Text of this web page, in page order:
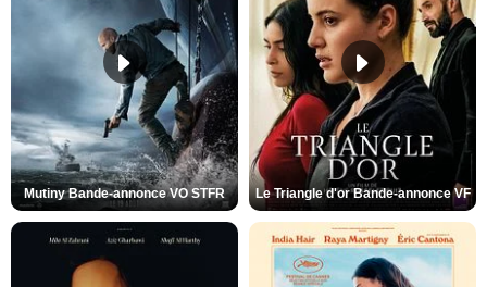
Mutiny Bande-annonce VO STFR Le Triangle d'or Bande-annonce VF